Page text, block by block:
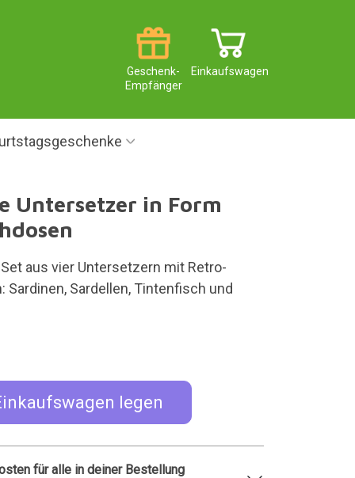
Einkaufswagen
Geschenk-
Empfänger
Untersetzer in Form
aus vier Untersetzern mit Retro-
Sardinen, Sardellen, Tintenfisch und
legen
für alle in deiner Bestellung